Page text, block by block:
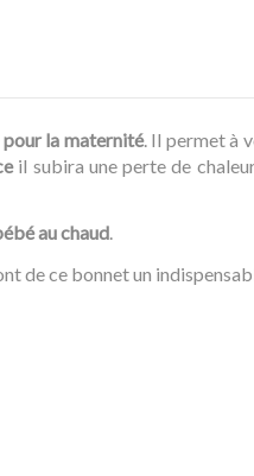
pour la maternité. Il permet à
il subira une perte de
au chaud.
de ce bonnet un